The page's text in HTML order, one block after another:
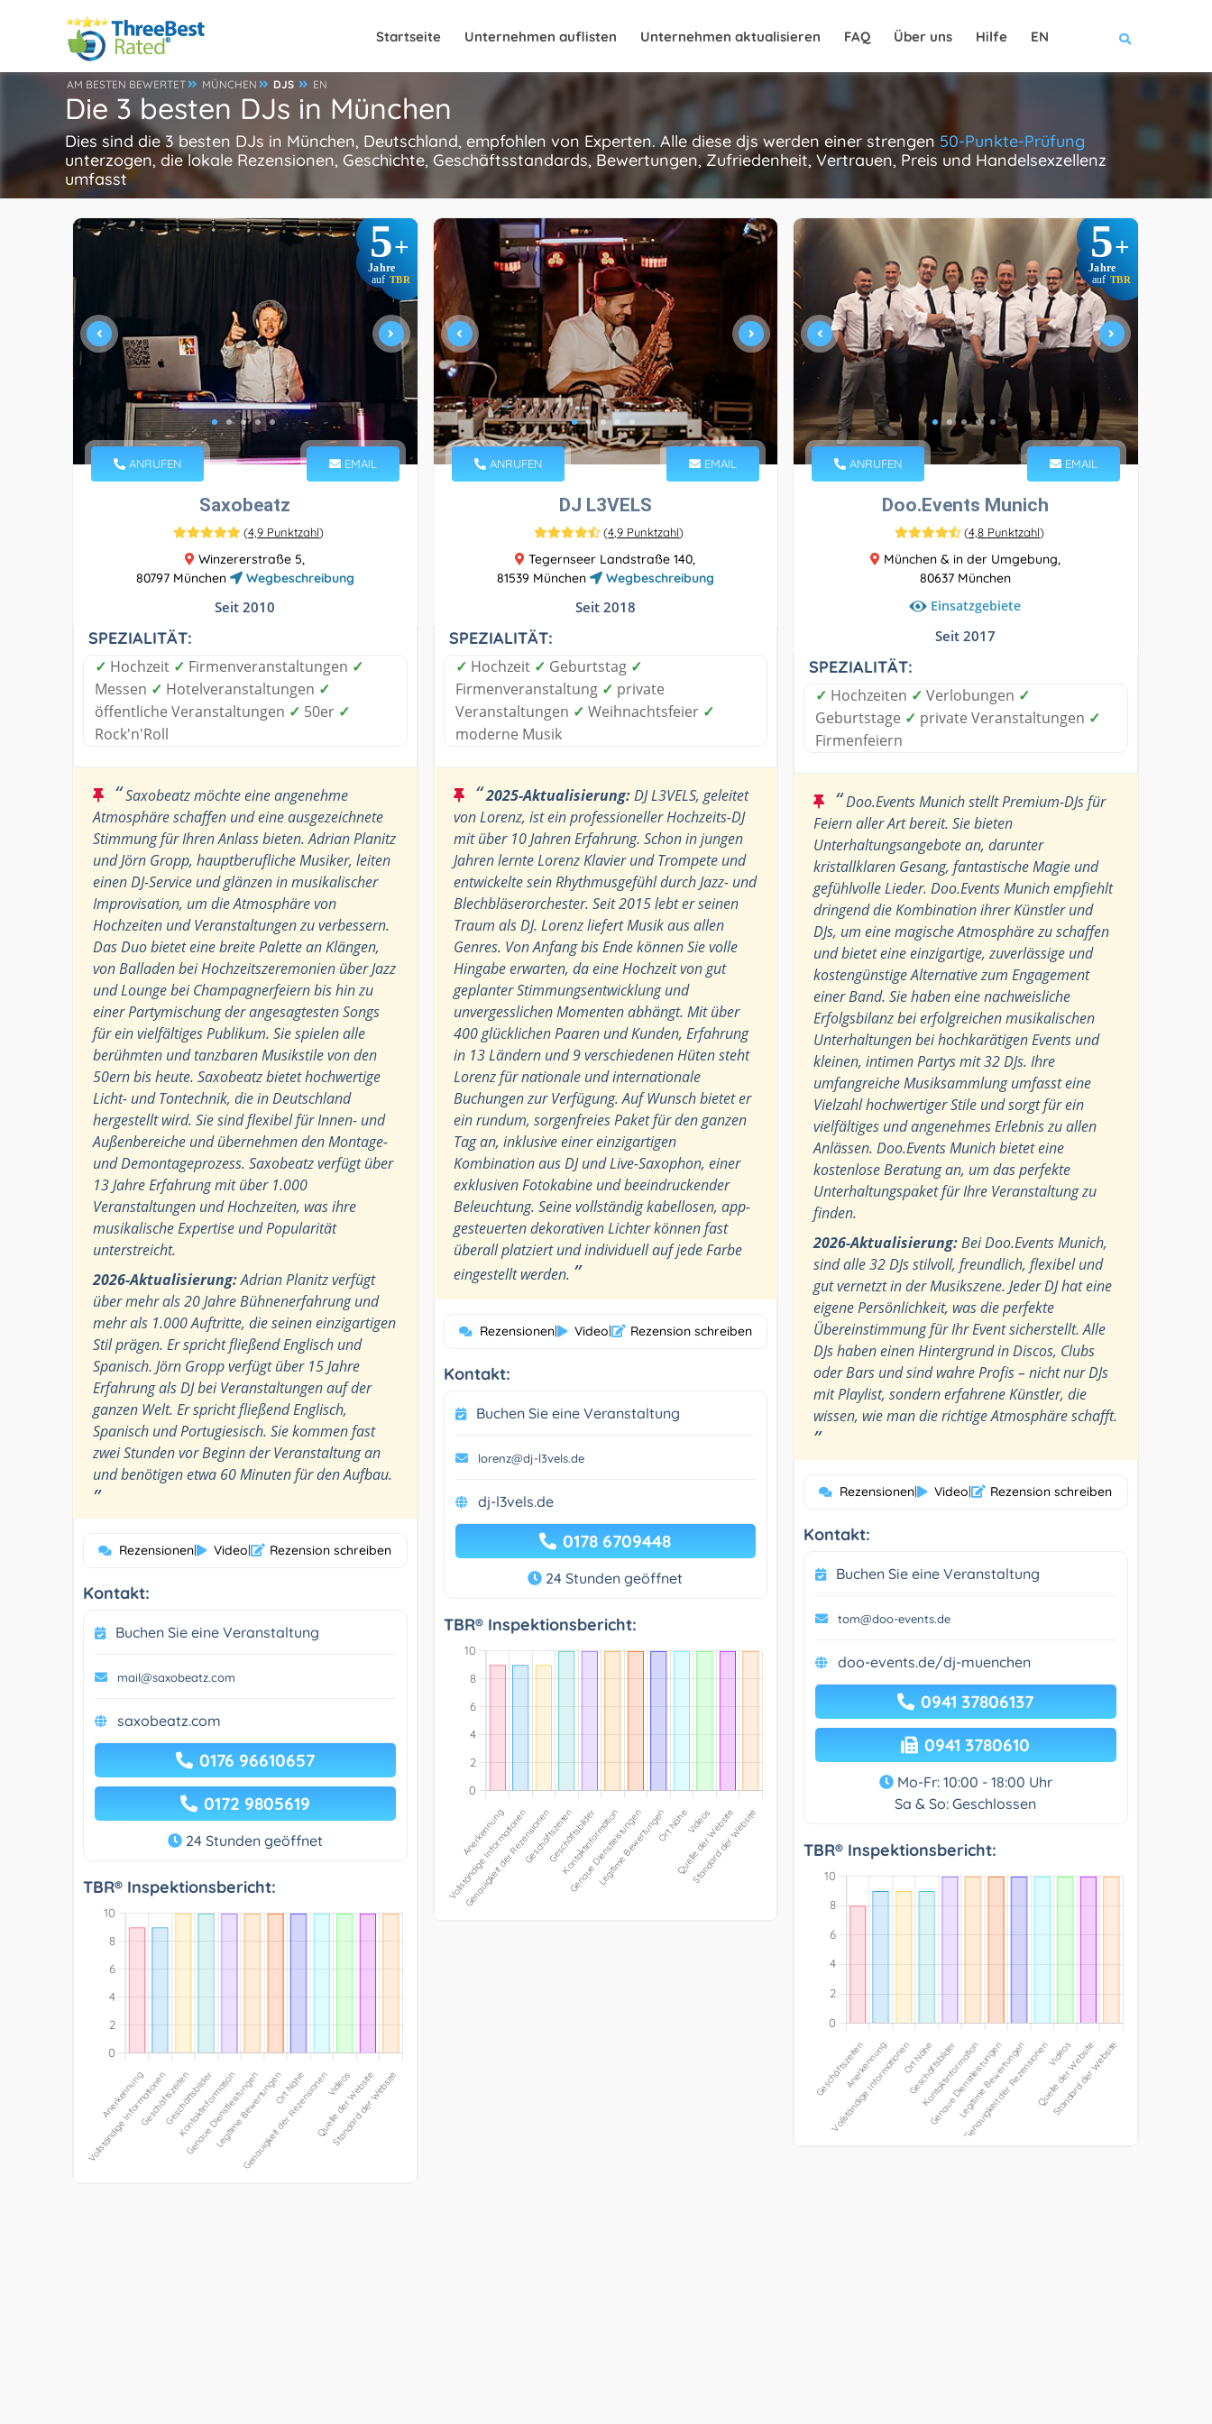
Startseite Unternehmen auflisten Unternehmen aktualisieren FAQ Über uns Hilfe EN
AM BESTEN BEWERTET MÜNCHEN DJS EN
Die 3 besten DJs in München
Dies sind die 3 besten DJs in München, Deutschland, empfohlen von Experten. Alle diese djs werden einer strengen 50-Punkte-Prüfung
unterzogen, die lokale Rezensionen, Geschichte, Geschäftsstandards, Bewertungen, Zufriedenheit, Vertrauen, Preis und Handelsexzellenz
umfasst
5+
Jahre
auf TBR
ANRUFEN EMAIL
Saxobeatz
(4,9 Punktzahl)
Winzererstraße 5,
80797 München
Wegbeschreibung
Seit 2010
SPEZIALITÄT:
✓ Hochzeit ✓ Firmenveranstaltungen ✓
Messen ✓ Hotelveranstaltungen ✓
öffentliche Veranstaltungen ✓ 50er ✓
Rock'n'Roll
“Saxobeatz möchte eine angenehme
Atmosphäre schaffen und eine ausgezeichnete
Stimmung für Ihren Anlass bieten. Adrian Planitz
und Jörn Gropp, hauptberufliche Musiker, leiten
einen DJ-Service und glänzen in musikalischer
Improvisation, um die Atmosphäre von
Hochzeiten und Veranstaltungen zu verbessern.
Das Duo bietet eine breite Palette an Klängen,
von Balladen bei Hochzeitszeremonien über Jazz
und Lounge bei Champagnerfeiern bis hin zu
einer Partymischung der angesagtesten Songs
für ein vielfältiges Publikum. Sie spielen alle
berühmten und tanzbaren Musikstile von den
50ern bis heute. Saxobeatz bietet hochwertige
Licht- und Tontechnik, die in Deutschland
hergestellt wird. Sie sind flexibel für Innen- und
Außenbereiche und übernehmen den Montage-
und Demontageprozess. Saxobeatz verfügt über
13 Jahre Erfahrung mit über 1.000
Veranstaltungen und Hochzeiten, was ihre
musikalische Expertise und Popularität
unterstreicht.
2026-Aktualisierung:Adrian Planitz verfügt
über mehr als 20 Jahre Bühnenerfahrung und
mehr als 1.000 Auftritte, die seinen einzigartigen
Stil prägen. Er spricht fließend Englisch und
Spanisch. Jörn Gropp verfügt über 15 Jahre
Erfahrung als DJ bei Veranstaltungen auf der
ganzen Welt. Er spricht fließend Englisch,
Spanisch und Portugiesisch. Sie kommen fast
zwei Stunden vor Beginn der Veranstaltung an
und benötigen etwa 60 Minuten für den Aufbau.
”
Rezensionen| Video| Rezension schreiben
Kontakt:
Buchen Sie eine Veranstaltung
mail@saxobeatz.com
saxobeatz.com
0176 96610657
0172 9805619
24 Stunden geöffnet
TBR® Inspektionsbericht:
ANRUFEN EMAIL
DJ L3VELS
(4,9 Punktzahl)
Tegernseer Landstraße 140,
81539 München
Wegbeschreibung
Seit 2018
SPEZIALITÄT:
✓ Hochzeit ✓ Geburtstag ✓
Firmenveranstaltung ✓ private
Veranstaltungen ✓ Weihnachtsfeier ✓
moderne Musik
“2025-Aktualisierung:DJ L3VELS, geleitet
von Lorenz, ist ein professioneller Hochzeits-DJ
mit über 10 Jahren Erfahrung. Schon in jungen
Jahren lernte Lorenz Klavier und Trompete und
entwickelte sein Rhythmusgefühl durch Jazz- und
Blechbläserorchester. Seit 2015 lebt er seinen
Traum als DJ. Lorenz liefert Musik aus allen
Genres. Von Anfang bis Ende können Sie volle
Hingabe erwarten, da eine Hochzeit von gut
geplanter Stimmungsentwicklung und
unvergesslichen Momenten abhängt. Mit über
400 glücklichen Paaren und Kunden, Erfahrung
in 13 Ländern und 9 verschiedenen Hüten steht
Lorenz für nationale und internationale
Buchungen zur Verfügung. Auf Wunsch bietet er
ein rundum, sorgenfreies Paket für den ganzen
Tag an, inklusive einer einzigartigen
Kombination aus DJ und Live-Saxophon, einer
exklusiven Fotokabine und beeindruckender
Beleuchtung. Seine vollständig kabellosen, app-
gesteuerten dekorativen Lichter können fast
überall platziert und individuell auf jede Farbe
eingestellt werden. ”
Rezensionen| Video| Rezension schreiben
Kontakt:
Buchen Sie eine Veranstaltung
lorenz@dj-l3vels.de
dj-l3vels.de
0178 6709448
24 Stunden geöffnet
TBR® Inspektionsbericht:
5+
Jahre
auf TBR
ANRUFEN EMAIL
Doo.Events Munich
(4,8 Punktzahl)
München & in der Umgebung,
80637 München
Einsatzgebiete
Seit 2017
SPEZIALITÄT:
✓ Hochzeiten ✓ Verlobungen ✓
Geburtstage ✓ private Veranstaltungen ✓
Firmenfeiern
“Doo.Events Munich stellt Premium-DJs für
Feiern aller Art bereit. Sie bieten
Unterhaltungsangebote an, darunter
kristallklaren Gesang, fantastische Magie und
gefühlvolle Lieder. Doo.Events Munich empfiehlt
dringend die Kombination ihrer Künstler und
DJs, um eine magische Atmosphäre zu schaffen
und bietet eine einzigartige, zuverlässige und
kostengünstige Alternative zum Engagement
einer Band. Sie haben eine nachweisliche
Erfolgsbilanz bei erfolgreichen musikalischen
Unterhaltungen bei hochkarätigen Events und
kleinen, intimen Partys mit 32 DJs. Ihre
umfangreiche Musiksammlung umfasst eine
Vielzahl hochwertiger Stile und sorgt für ein
vielfältiges und angenehmes Erlebnis zu allen
Anlässen. Doo.Events Munich bietet eine
kostenlose Beratung an, um das perfekte
Unterhaltungspaket für Ihre Veranstaltung zu
finden.
2026-Aktualisierung:Bei Doo.Events Munich,
sind alle 32 DJs stilvoll, freundlich, flexibel und
gut vernetzt in der Musikszene. Jeder DJ hat eine
eigene Persönlichkeit, was die perfekte
Übereinstimmung für Ihr Event sicherstellt. Alle
DJs haben einen Hintergrund in Discos, Clubs
oder Bars und sind wahre Profis – nicht nur DJs
mit Playlist, sondern erfahrene Künstler, die
wissen, wie man die richtige Atmosphäre schafft.
”
Rezensionen| Video| Rezension schreiben
Kontakt:
Buchen Sie eine Veranstaltung
tom@doo-events.de
doo-events.de/dj-muenchen
0941 37806137
0941 3780610
Mo-Fr: 10:00 - 18:00 Uhr
Sa & So: Geschlossen
TBR® Inspektionsbericht: